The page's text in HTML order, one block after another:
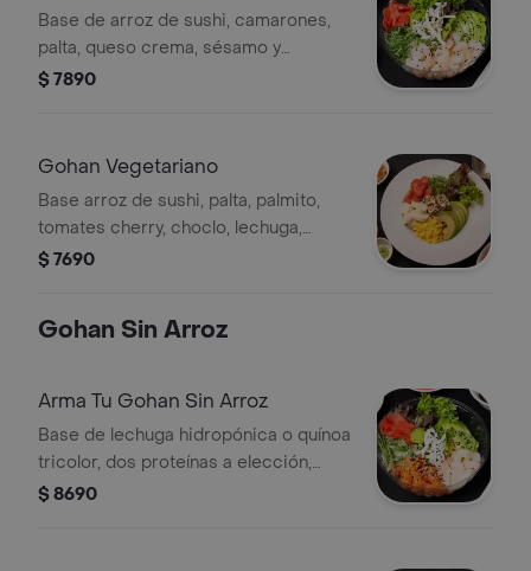
Base de arroz de sushi, camarones,
palta, queso crema, sésamo y
cebollín. Elige con qué salsa lo
$ 7890
Gohan Vegetariano
Base arroz de sushi, palta, palmito,
tomates cherry, choclo, lechuga,
queso crema, sésamo y cebollín. Elige
$ 7690
Gohan Sin Arroz
Arma Tu Gohan Sin Arroz
Base de lechuga hidropónica o quínoa
tricolor, dos proteínas a elección,
palta, queso crema, sésamo y
$ 8690